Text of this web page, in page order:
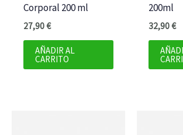
Corporal 200 ml
27,90€
AÑADIR AL
CARRITO
200ml
32,90€